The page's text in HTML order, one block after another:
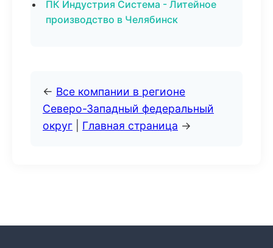
ПК Индустрия Система - Литейное
производство в Челябинск
← Все компании в регионе
Северо-Западный федеральный
округ
Главная страница →